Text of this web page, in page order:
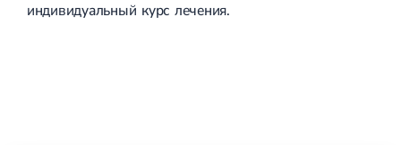
индивидуальный курс лечения.